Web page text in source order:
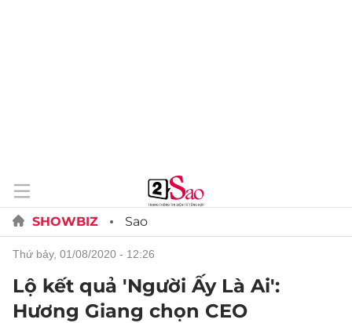
SHOWBIZ Sao
thứ bảy, 01/08/2020 - 12:26
Lộ kết quả 'Người Ấy Là Ai':
Hương Giang chọn CEO